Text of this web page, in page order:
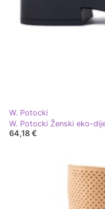
W. Potocki
W. Potocki Ženski eko-
64,18 €